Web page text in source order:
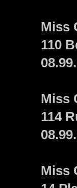
Miss
110
Miss
114
Miss